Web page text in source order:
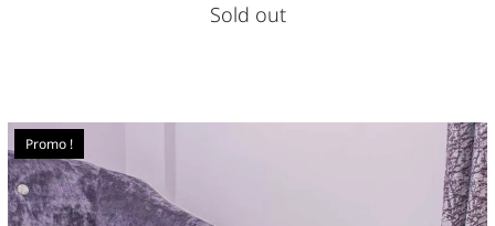
Sold out
Promo !